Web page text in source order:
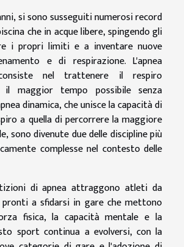
si sono susseguiti numerosi record
che in acque libere, spingendo gli
i propri limiti e a inventare nuove
e di respirazione. L'apnea
nel trattenere il respiro
maggior tempo possibile senza
dinamica, che unisce la capacità di
a quella di percorrere la maggiore
sono divenute due delle discipline più
complesse nel contesto delle
di apnea attraggono atleti da
a sfidarsi in gare che mettono
fisica, la capacità mentale e la
sport continua a evolversi, con la